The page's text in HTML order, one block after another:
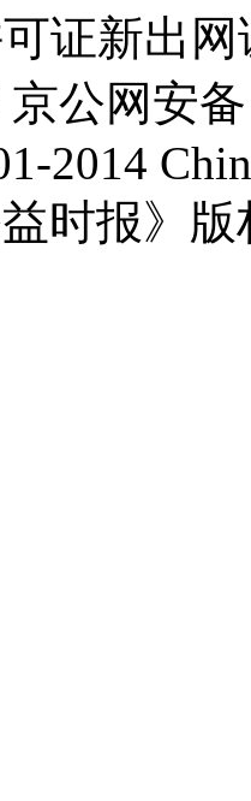
证新出
京公网安
2014
益时报》